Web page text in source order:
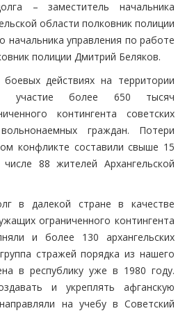
– заместитель начальника
области полковник полиции
начальника управления по работе
полиции Дмитрий Беляков.
действиях на территории
участие более 650 тысяч
контингента советских
граждан. Потери
конфликте составили свыше 15
88 жителей Архангельской
в далекой стране в качестве
ограниченного контингента
и более 130 архангельских
стражей порядка из нашего
в республику уже в 1980 году.
и укреплять афганскую
на учебу в Советский